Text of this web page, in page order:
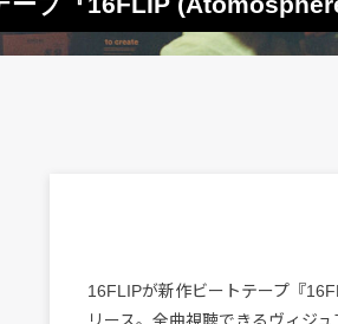
16FLIPが新作ビートテープ『